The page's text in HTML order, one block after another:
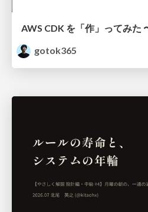
gotok365